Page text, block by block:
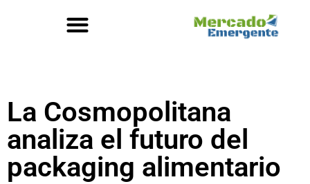
La Cosmopolitana
analiza el futuro del
packaging alimentario